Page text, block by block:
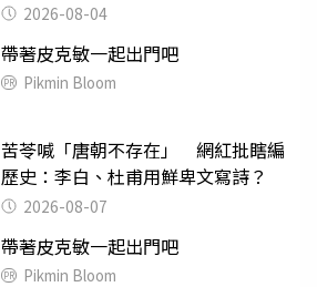
2026-08-04
帶著皮克敏一起出門吧
Pikmin Bloom
苦苓喊「唐朝不存在」 網紅批瞎編
歷史：李白、杜甫用鮮卑文寫詩？
2026-08-07
帶著皮克敏一起出門吧
Pikmin Bloom